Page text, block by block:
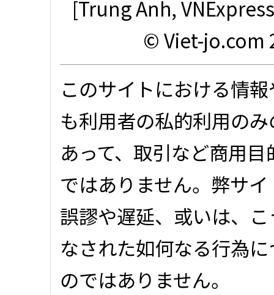
[Trung Anh,
© Viet-jo.com
このサイトにおける情
も利用者の私的利用の
あって、取引など商用
ではありません。弊サ
誤謬や遅延、或いは、
なされた如何なる行為
のではありません。